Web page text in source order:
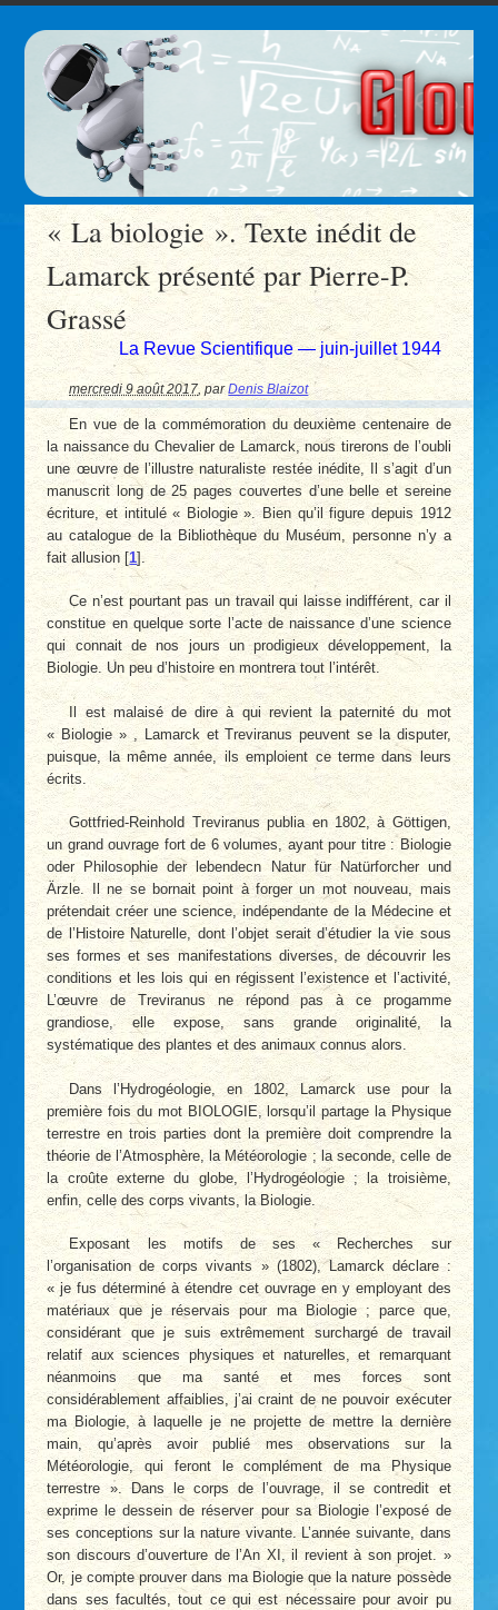
« La biologie ». Texte inédit de
Lamarck présenté par Pierre-P.
Grassé
La Revue Scientifique — juin-juillet 1944
mercredi 9 août 2017 ,parDenis Blaizot
En vue de la commémoration du deuxième centenaire de
la naissance du Chevalier de Lamarck, nous tirerons de l’oubli
une œuvre de l’illustre naturaliste restée inédite, Il s’agit d’un
manuscrit long de 25 pages couvertes d’une belle et sereine
écriture, et intitulé « Biologie ». Bien qu’il figure depuis 1912
au catalogue de la Bibliothèque du Muséum, personne n’y a
fait allusion [1]
Ce n’est pourtant pas un travail qui laisse indifférent, car il
constitue en quelque sorte l’acte de naissance d’une science
qui connait de nos jours un prodigieux développement, la
Biologie. Un peu d’histoire en montrera tout l’intérêt.
Il est malaisé de dire à qui revient la paternité du mot
« Biologie » , Lamarck et Treviranus peuvent se la disputer,
puisque, la même année, ils emploient ce terme dans leurs
écrits.
Gottfried-Reinhold Treviranus publia en 1802, à Göttigen,
un grand ouvrage fort de 6 volumes, ayant pour titre : Biologie
oder Philosophie der lebendecn Natur für Natürforcher und
Ärzle. Il ne se bornait point à forger un mot nouveau, mais
prétendait créer une science, indépendante de la Médecine et
de l’Histoire Naturelle, dont l’objet serait d’étudier la vie sous
ses formes et ses manifestations diverses, de découvrir les
conditions et les lois qui en régissent l’existence et l’activité,
L’œuvre de Treviranus ne répond pas à ce progamme
grandiose, elle expose, sans grande originalité, la
systématique des plantes et des animaux connus alors.
Dans l’Hydrogéologie, en 1802, Lamarck use pour la
première fois du mot BIOLOGIE, lorsqu’il partage la Physique
terrestre en trois parties dont la première doit comprendre la
théorie de l’Atmosphère, la Météorologie ; la seconde, celle de
la croûte externe du globe, l’Hydrogéologie ; la troisième,
enfin, celle des corps vivants, la Biologie.
Exposant les motifs de ses « Recherches sur
l’organisation de corps vivants » (1802), Lamarck déclare :
« je fus déterminé à étendre cet ouvrage en y employant des
matériaux que je réservais pour ma Biologie ; parce que,
considérant que je suis extrêmement surchargé de travail
relatif aux sciences physiques et naturelles, et remarquant
néanmoins que ma santé et mes forces sont
considérablement affaiblies, j’ai craint de ne pouvoir exécuter
ma Biologie, à laquelle je ne projette de mettre la dernière
main, qu’après avoir publié mes observations sur la
Météorologie, qui feront le complément de ma Physique
terrestre ». Dans le corps de l’ouvrage, il se contredit et
exprime le dessein de réserver pour sa Biologie l’exposé de
ses conceptions sur la nature vivante. L’année suivante, dans
son discours d’ouverture de l’An XI, il revient à son projet. »
Or, je compte prouver dans ma Biologie que la nature possède
dans ses facultés, tout ce qui est nécessaire pour avoir pu